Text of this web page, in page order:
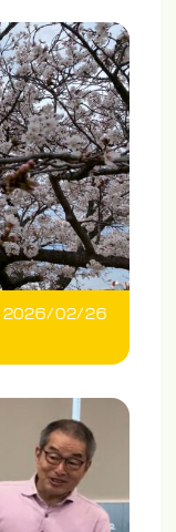
2026/02/26